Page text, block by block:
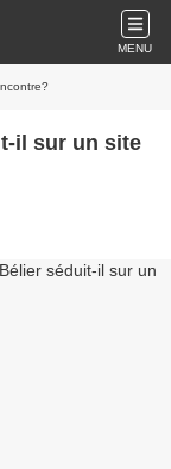
MENU
il sur un site